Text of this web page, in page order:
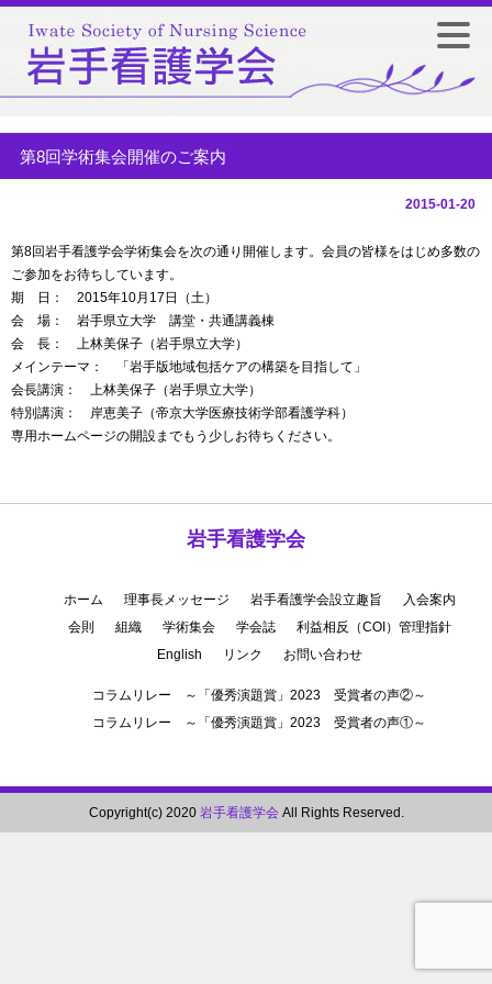
第8回学術集会開催のご案内
2015-01-20
第8回岩手看護学会学術集会を次の通り開催します。会員の皆様をはじめ多数の
ご参加をお待ちしています。
期 日： 2015年10月17日（土）
会 場： 岩手県立大学 講堂・共通講義棟
会 長： 上林美保子（岩手県立大学）
メインテーマ：
「岩手版地域包括ケアの構築を目指して」
会長講演： 上林美保子（岩手県立大学）
特別講演： 岸恵美子（帝京大学医療技術学部看護学科）
専用ホームページの開設までもう少しお待ちください。
岩手看護学会
ホーム 理事長メッセージ 岩手看護学会設立趣旨
入会案内
会則
組織 学術集会 学会誌
利益相反（COI）管理指針
English
リンク お問い合わせ
コラムリレー ～「優秀演題賞」2023 受賞者の声②～
コラムリレー ～「優秀演題賞」2023 受賞者の声①～
Copyright(c) 2020 岩手看護学会All Rights Reserved.